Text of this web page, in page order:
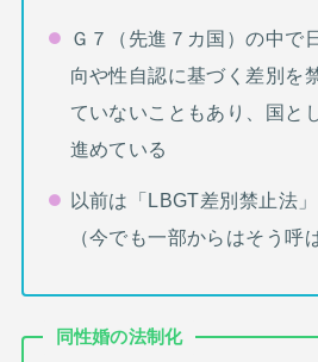
Ｇ７（先進７カ国）の中で
向や性自認に基づく差別を
ていないこともあり、国と
進めている
以前は「LBGT差別禁止法
（今でも一部からはそう呼
同性婚の法制化